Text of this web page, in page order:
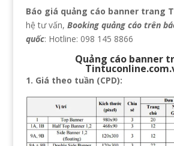
Báo giá quảng cáo banner trang
hệ tư vấn, Booking quảng cáo trên
quốc: Hotline: 098 145 8866
Quảng cáo banner
1. Giá theo tuần (CPD):